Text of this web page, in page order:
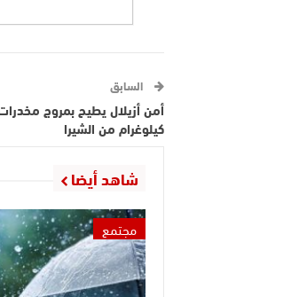
السابق
أمن أزيلال يطيح بمروج
كيلوغرام من الشيرا
شاهد أيضا
مجتمع